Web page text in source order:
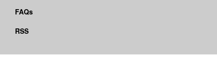
FAQs
RSS